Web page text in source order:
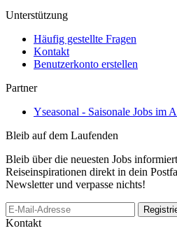
Unterstützung
Häufig gestellte Fragen
Kontakt
Benutzerkonto erstellen
Partner
Yseasonal - Saisonale Jobs im
Bleib auf dem Laufenden
Bleib über die neuesten Jobs
Reiseinspirationen direkt in dein
Newsletter und verpasse nichts!
If
you
Kontakt